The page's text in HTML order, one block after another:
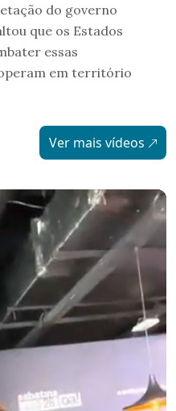
do governo
que os Estados
essas
em território
Ver mais vídeos